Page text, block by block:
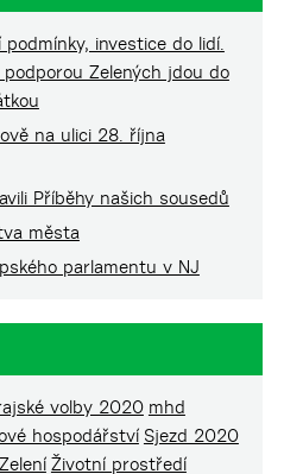
investice do lidí.
Zelených jdou do
na ulici 28. října
Příběhy našich sousedů
města
parlamentu v NJ
volby 2020 mhd
hospodářství Sjezd 2020
Zelení Životní prostředí